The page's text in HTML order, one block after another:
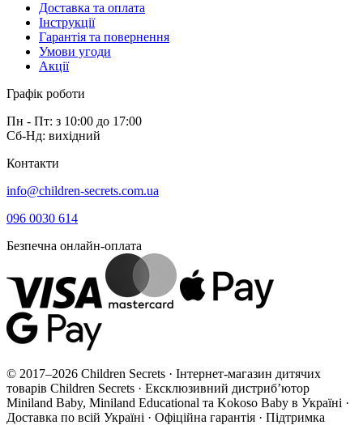
Доставка та оплата
Інструкції
Гарантія та повернення
Умови угоди
Акції
Графік роботи
Пн - Пт: з 10:00 до 17:00
Сб-Нд: вихідний
Контакти
info@children-secrets.com.ua
096 0030 614
Безпечна онлайн-оплата
© 2017–2026 Children Secrets · Інтернет-магазин дитячих
товарів Children Secrets · Ексклюзивний дистриб’ютор
Miniland Baby, Miniland Educational та Kokoso Baby в Україні ·
Доставка по всій Україні · Офіційна гарантія · Підтримка